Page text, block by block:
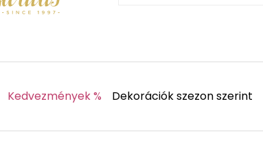
Kedvezmények % Dekorációk szezon szerint